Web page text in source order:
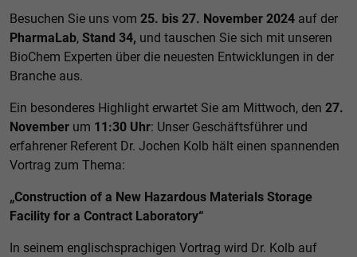
Besuchen Sie uns vom 25. bis 27. November 2024 auf der
PharmaLab, Stand 34, und tauschen Sie sich mit unseren
BioChem Experten über die neuesten Entwicklungen in der
Branche aus.
Ein besonderes Highlight erwartet Sie am Mittwoch, den 27.
November um 11:30 Uhr: Unser Geschäftsführer und
erfahrener Referent Dr. Jochen Kolb hält einen spannenden
Vortrag zum Thema:
„Construction of a New Hazardous Materials Storage
Facility for a Contract Laboratory“
In seinem englischsprachigen Vortrag wird Dr. Kolb auf